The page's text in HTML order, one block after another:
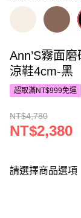
Ann’S霧面
涼鞋4cm-黑
超取滿NT$999免運
NT$4,780
NT$2,380
請選擇商品選項